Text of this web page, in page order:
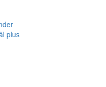
plus